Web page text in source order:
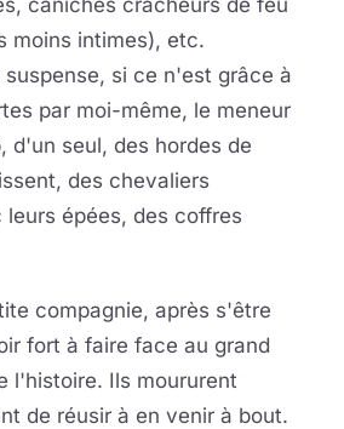
caniches cracheurs de feu
moins intimes), etc.
suspense, si ce n'est grâce à
par moi-même, le meneur
d'un seul, des hordes de
des chevaliers
épées, des coffres
compagnie, après s'être
fort à faire face au grand
l'histoire. Ils moururent
de réusir à en venir à bout.